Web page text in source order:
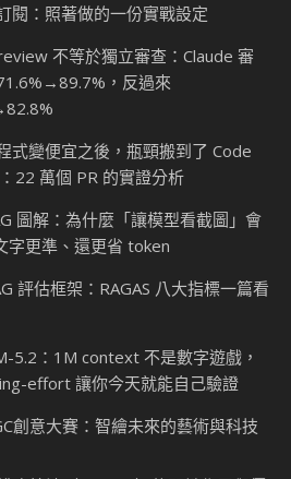
閱：照著做的一份實戰設定
不等於獨立審查：Claude 審
，反過來
式變便宜之後，瓶頸搬到了 Code
22 萬個 PR 的實證分析
圖解：為什麼「讓模型看截圖」會
字更準、還更省 token
評估框架：RAGAS 八大指標一篇看
5.2：1M context 不是數字遊戲，
effort 讓你今天就能自己驗證
創意大賽：智繪未來的藝術與科技